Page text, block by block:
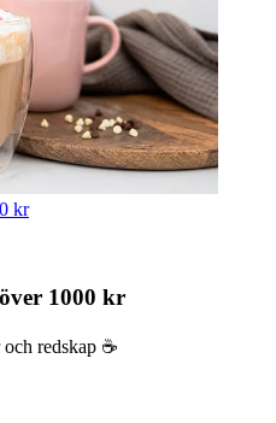
kr
1000 kr
redskap ☕️